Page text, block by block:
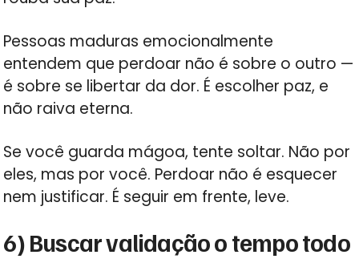
Pessoas maduras emocionalmente
entendem que perdoar não é sobre o outro —
é sobre se libertar da dor. É escolher paz, e
não raiva eterna.
Se você guarda mágoa, tente soltar. Não por
eles, mas por você. Perdoar não é esquecer
nem justificar. É seguir em frente, leve.
6) Buscar validação o tempo todo